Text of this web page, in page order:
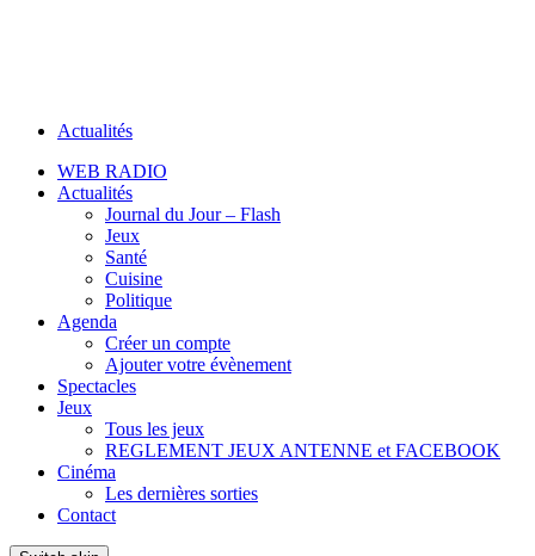
Actualités
WEB RADIO
Actualités
Journal du Jour – Flash
Jeux
Santé
Cuisine
Politique
Agenda
Créer un compte
Ajouter votre évènement
Spectacles
Jeux
Tous les jeux
REGLEMENT JEUX ANTENNE et FACEBOOK
Cinéma
Les dernières sorties
Contact